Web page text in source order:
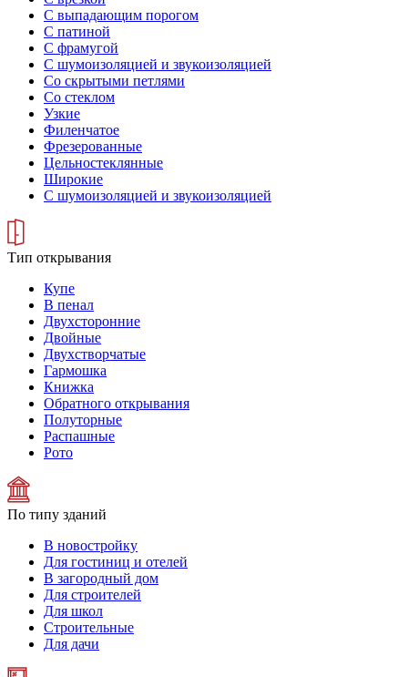
С выпадающим порогом
С патиной
С фрамугой
С шумоизоляцией и звукоизоляцией
Со скрытыми петлями
Со стеклом
Узкие
Филенчатое
Фрезерованные
Цельностеклянные
Широкие
С шумоизоляцией и звукоизоляцией
Тип открывания
Купе
В пенал
Двухсторонние
Двойные
Двухстворчатые
Гармошка
Книжка
Обратного открывания
Полуторные
Распашные
Рото
По типу зданий
В новостройку
Для гостиниц и отелей
В загородный дом
Для строителей
Для школ
Строительные
Для дачи